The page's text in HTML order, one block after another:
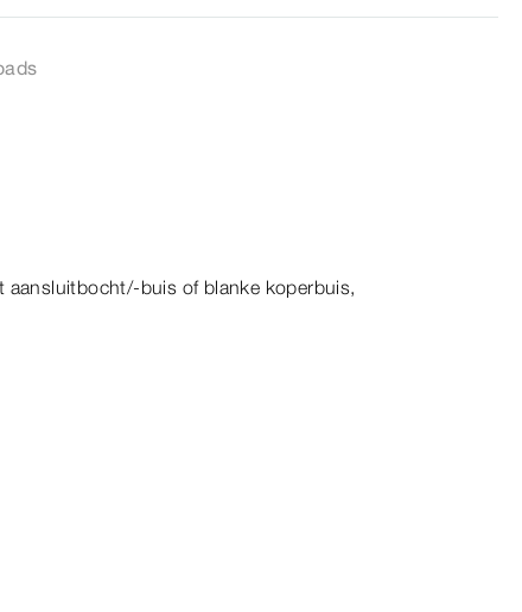
aansluitbocht/-buis of blanke koperbuis,